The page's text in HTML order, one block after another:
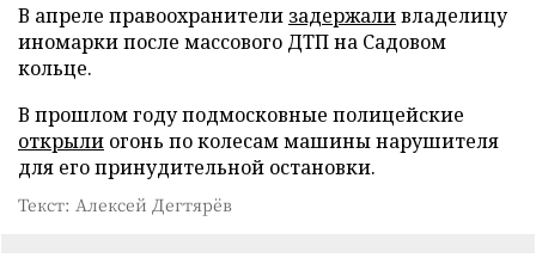
В апреле правоохранители задержаливладелицу
иномарки после массового ДТП на Садовом
кольце.
В прошлом году подмосковные полицейские
открыли огонь по колесам машины нарушителя
для его принудительной остановки.
Текст: Алексей Дегтярёв